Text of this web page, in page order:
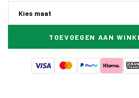
Kies maat
TOEVOEGEN AAN